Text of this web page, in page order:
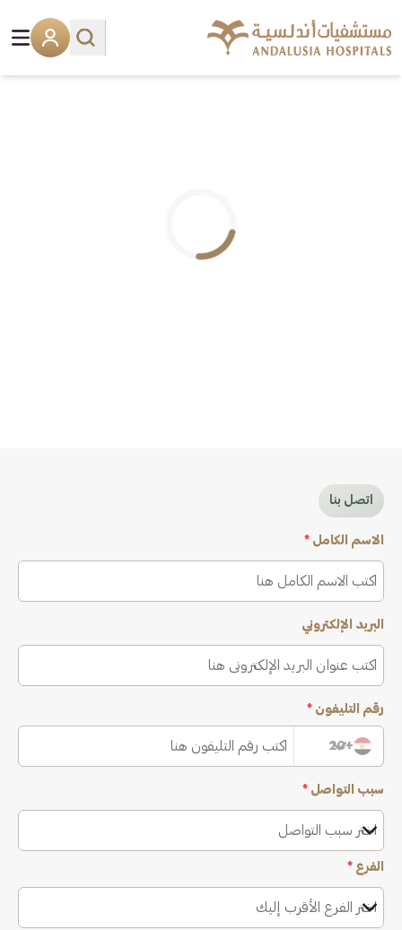
اتصل بنا
الاسم الكامل *
البريد الإلكتروني
رقم التليفون *
+20
سبب التواصل *
اختر سبب التواصل
الفرع *
اختر الفرع الأقرب إليك